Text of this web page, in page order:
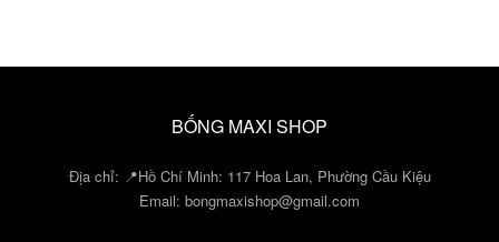
BỐNG MAXI SHOP
Địa chỉ: 📍Hồ Chí Minh: 117 Hoa Lan, Phường Cầu Kiệu
Email: bongmaxishop@gmail.com